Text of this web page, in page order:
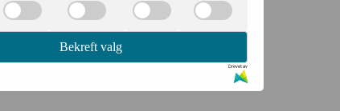
Bekreft valg
Drevet av